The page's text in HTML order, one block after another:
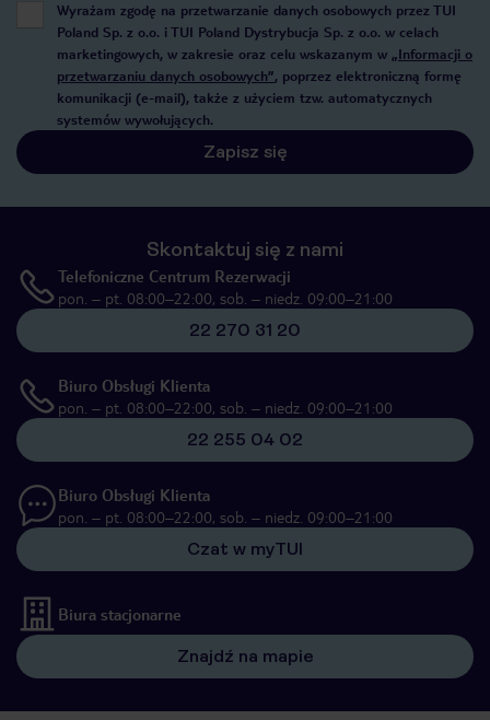
Wyrażam zgodę na przetwarzanie danych osobowych przez TUI
Poland Sp. z o.o. i TUI Poland Dystrybucja Sp. z o.o. w celach
marketingowych, w zakresie oraz celu wskazanym w „Informacji o
przetwarzaniu danych osobowych”, poprzez elektroniczną formę
komunikacji (e-mail), także z użyciem tzw. automatycznych
systemów wywołujących.
Zapisz się
Skontaktuj się z nami
Telefoniczne Centrum Rezerwacji
pon. – pt. 08:00–22:00, sob. – niedz. 09:00–21:00
22 270 31 20
Biuro Obsługi Klienta
pon. – pt. 08:00–22:00, sob. – niedz. 09:00–21:00
22 255 04 02
Biuro Obsługi Klienta
pon. – pt. 08:00–22:00, sob. – niedz. 09:00–21:00
Czat w myTUI
Biura stacjonarne
Znajdź na mapie